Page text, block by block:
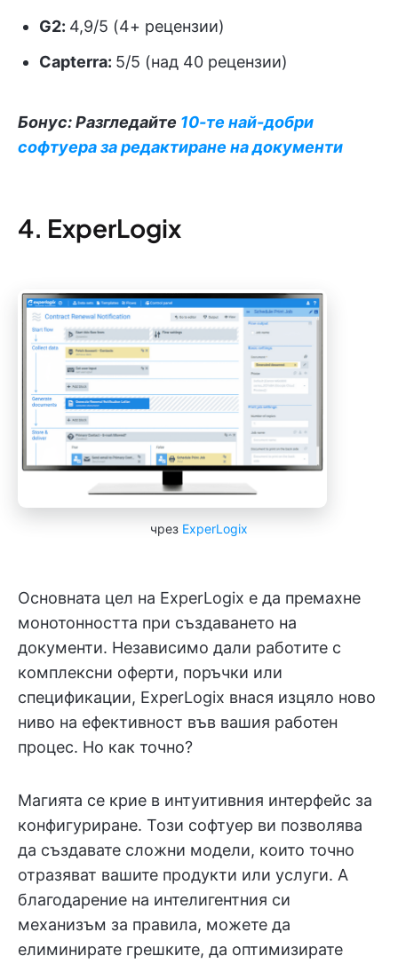
G2: 4,9/5 (4+ рецензии)
Capterra: 5/5 (над 40 рецензии)
Бонус: Разгледайте 10-те най-добри
софтуера за редактиране на документи
4. ExperLogix
чрез ExperLogix
Основната цел на ExperLogix е да премахне
монотонността при създаването на
документи. Независимо дали работите с
комплексни оферти, поръчки или
спецификации, ExperLogix внася изцяло ново
ниво на ефективност във вашия работен
процес. Но как точно?
Магията се крие в интуитивния интерфейс за
конфигуриране. Този софтуер ви позволява
да създавате сложни модели, които точно
отразяват вашите продукти или услуги. А
благодарение на интелигентния си
механизъм за правила, можете да
елиминирате грешките, да оптимизирате